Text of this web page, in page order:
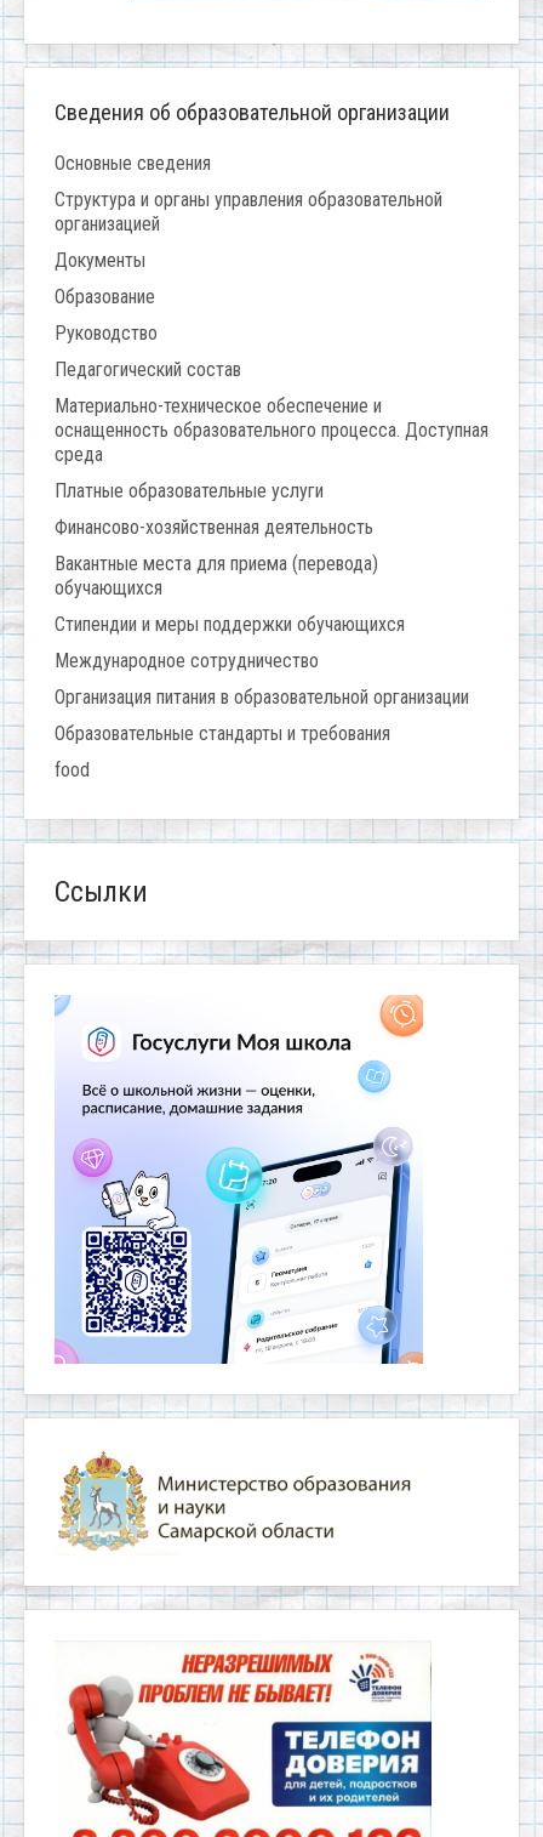
Сведения об образовательной организации
Основные сведения
Структура и органы управления образовательной
организацией
Документы
Образование
Руководство
Педагогический состав
Материально-техническое обеспечение и
оснащенность образовательного процесса. Доступная
среда
Платные образовательные услуги
Финансово-хозяйственная деятельность
Вакантные места для приема (перевода)
обучающихся
Стипендии и меры поддержки обучающихся
Международное сотрудничество
Организация питания в образовательной организации
Образовательные стандарты и требования
food
Ссылки